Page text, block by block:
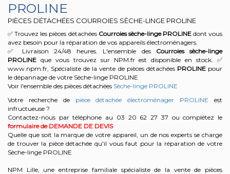
PROLINE
PIÈCES DÉTACHÉES COURROIES SÈCHE-LINGE PROLINE
✅ Trouvez les pièces détachées Courroies sèche-linge PROLINEdont vous
avez besoin pour la réparation de vos appareils électroménagers.
✅ Livraison 24/48 heures. L'ensemble des Courroies sèche-linge
PROLINE que vous trouvez sur NPM.fr est disponible en stock. ✅
www.npm.fr, Spécialiste de la vente de pièces détachées PROLINEpour
le dépannage de votre Sèche-linge PROLINE
Voir l'ensemble des pièces détachées Sèche-linge PROLINE
Votre recherche de pièce détachée électroménager PROLINE est
infructueuse ?
Contactez-nous par téléphone au 03 20 62 27 37 ou complétez le
formulaire de DEMANDE DE DEVIS
Quelle que soit la marque de votre appareil, un de nos experts se charge
de trouver la pièce détachée qu'il vous faut pour la réparation de votre
Sèche-linge PROLINE
NPM Lille, une entreprise familiale spécialiste de la vente de pièces